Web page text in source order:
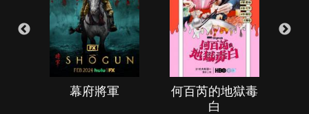
幕府將軍
何百芮的地獄毒
白